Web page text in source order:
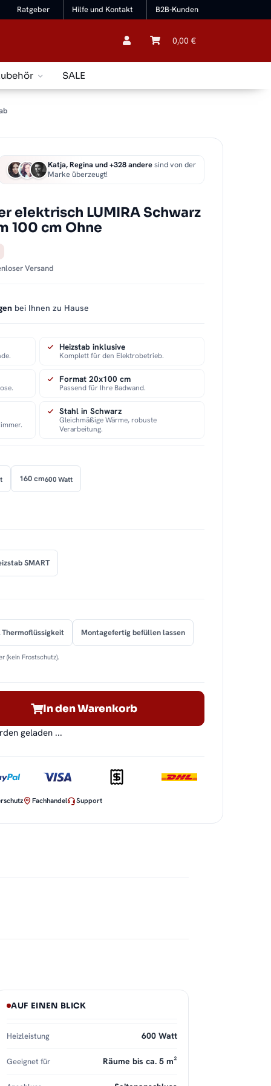
Ratgeber Hilfe und Kontakt B2B-Kunden
0,00 €
SALE
Katja, Regina und +328 anderesind von der
Marke überzeugt!
elektrisch LUMIRA Schwarz
100 cm Ohne
Versand
bei Ihnen zu Hause
Heizstab inklusive
Komplett für den Elektrobetrieb.
Format 20x100 cm
Passend für Ihre Badwand.
Stahl in Schwarz
Gleichmäßige Wärme, robuste
Verarbeitung.
160 cm600 Watt
SMART
Thermoflüssigkeit Montagefertig befüllen lassen
(kein Frostschutz).
In den Warenkorb
geladen ...
Fachhandel Support
AUF EINEN BLICK
Heizleistung 600 Watt
Geeignet für Räume bis ca. 5 m²